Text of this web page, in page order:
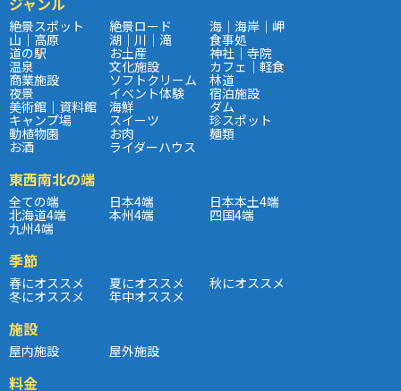
絶景スポット 絶景ロード 海｜海岸｜岬
山｜高原 湖｜川｜滝 食事処
道の駅 お土産 神社｜寺院
温泉 文化施設 カフェ｜軽食
商業施設 ソフトクリーム 林道
夜景 イベント体験 宿泊施設
美術館｜資料館 海鮮 ダム
キャンプ場 スイーツ 珍スポット
動植物園 お肉 麺類
お酒 ライダーハウス
東西南北の端
全ての端 日本4端 日本本土4端
北海道4端 本州4端 四国4端
九州4端
季節
春にオススメ 夏にオススメ 秋にオススメ
冬にオススメ 年中オススメ
施設
屋内施設 屋外施設
料金